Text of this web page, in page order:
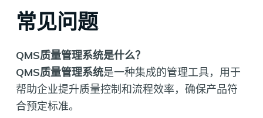
常见问题
QMS质量管理系统是什么？
QMS质量管理系统是一种集成的管理工具，用于
帮助企业提升质量控制和流程效率，确保产品符
合预定标准。